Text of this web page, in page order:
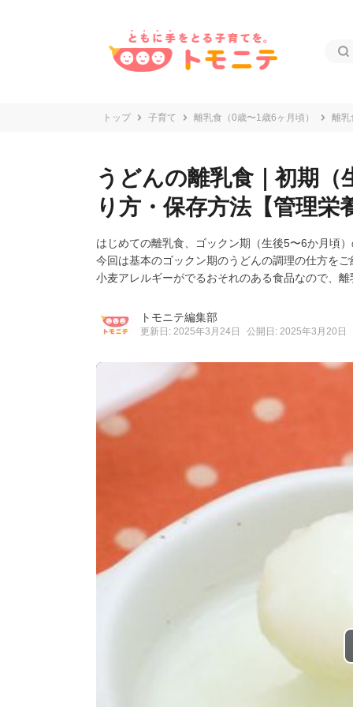
トップ 子育て 離乳食（0歳〜1歳6ヶ月頃） 離乳
うどんの離乳食｜初期
り方・保存方法【管理栄
はじめての離乳食、ゴックン期（生後5〜6か月頃
今回は基本のゴックン期のうどんの調理の仕方を
小麦アレルギーがでるおそれのある食品なので、
トモニテ編集部
更新日: 2025年3月24日 公開日: 2025年3月20日